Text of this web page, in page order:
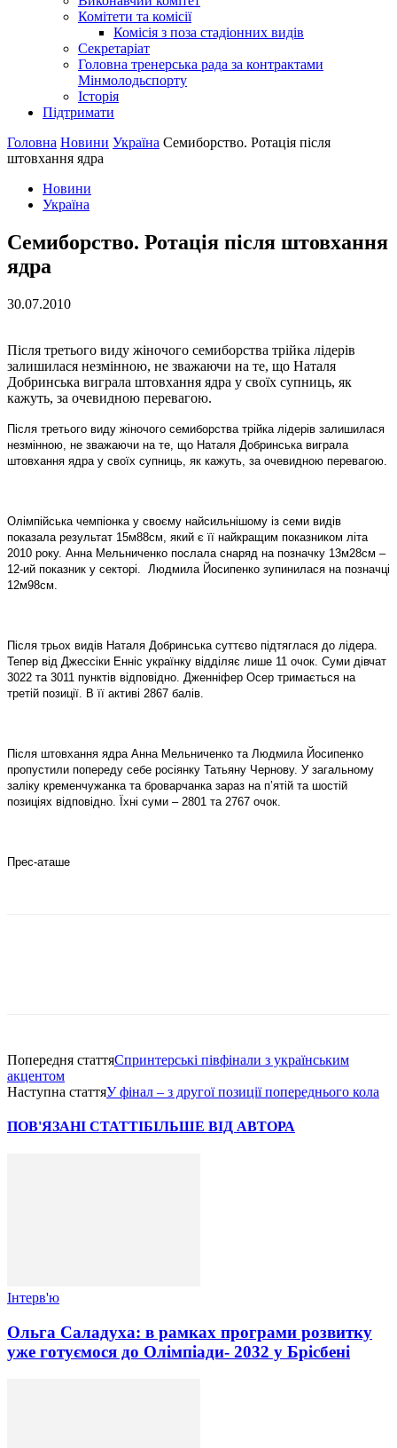
Комітети та комісії
Комісія з поза стадіонних видів
Секретаріат
Головна тренерська рада за контрактами
Мінмолодьспорту
Історія
Підтримати
Головна Новини Україна Семиборство. Ротація після
штовхання ядра
Новини
Україна
Семиборство. Ротація після штовхання
ядра
30.07.2010
Після третього виду жіночого семиборства трійка лідерів
залишилася незмінною, не зважаючи на те, що Наталя
Добринська виграла штовхання ядра у своїх супниць, як
кажуть, за очевидною перевагою.
Після третього виду жіночого семиборства трійка лідерів залишилася
незмінною, не зважаючи на те, що Наталя Добринська виграла
штовхання ядра у своїх супниць, як кажуть, за очевидною перевагою.
Олімпійська чемпіонка у своєму найсильнішому із семи видів
показала результат 15м88см, який є її найкращим показником літа
2010 року. Анна Мельниченко послала снаряд на позначку 13м28см –
12-ий показник у секторі.
Людмила Йосипенко зупинилася на позначці
12м98см.
Після трьох видів Наталя Добринська суттєво підтяглася до лідера.
Тепер від Джессіки Енніс українку відділяє лише 11 очок. Суми дівчат
3022 та 3011 пунктів відповідно. Дженніфер Осер тримається на
третій позиції. В її активі 2867 балів.
Після штовхання ядра Анна Мельниченко та Людмила Йосипенко
пропустили попереду себе росіянку Татьяну Чернову. У загальному
заліку кременчужанка та броварчанка зараз на п’ятій та шостій
позиціях відповідно. Їхні суми – 2801 та 2767 очок.
Прес-аташе
Попередня статтяСпринтерські півфінали з українським
акцентом
Наступна статтяУ фінал – з другої позиції попереднього кола
ПОВ'ЯЗАНІ СТАТТІБІЛЬШЕ ВІД АВТОРА
Інтерв'ю
Ольга Саладуха: в рамках програми розвитку
уже готуємося до Олімпіади- 2032 у Брісбені